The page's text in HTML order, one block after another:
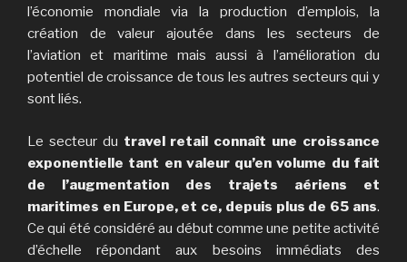
l’économie mondiale via la production d’emplois, la
création de valeur ajoutée dans les secteurs de
l’aviation et maritime mais aussi à l’amélioration du
potentiel de croissance de tous les autres secteurs qui y
sont liés.
Le secteur du travel retail connaît une croissance
exponentielle tant en valeur qu’en volume du fait
de l’augmentation des trajets aériens et
maritimes en Europe, et ce, depuis plus de 65 ans.
Ce qui été considéré au début comme une petite activité
d’échelle répondant aux besoins immédiats des